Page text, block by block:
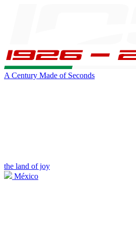
A Century Made of Seconds
the land of joy
México